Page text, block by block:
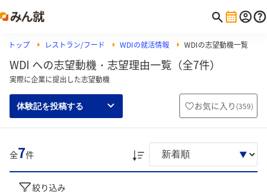
トップ レストラン/フード WDIの就活情報 WDIの志望動機一覧
WDI への志望動機・志望理由一覧（全7件）
実際に企業に提出した志望動機
体験記を投稿する お気に入り (359)
全7件
絞り込み